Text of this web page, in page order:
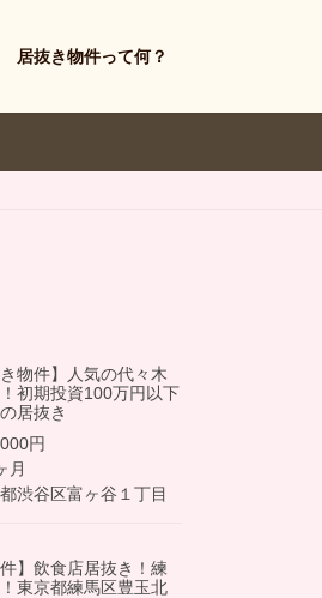
居抜き物件って何？
き物件】人気の代々木
初期投資100万円以下
居抜き
円
月
渋谷区富ヶ谷１丁目
件】飲食店居抜き！練
東京都練馬区豊玉北